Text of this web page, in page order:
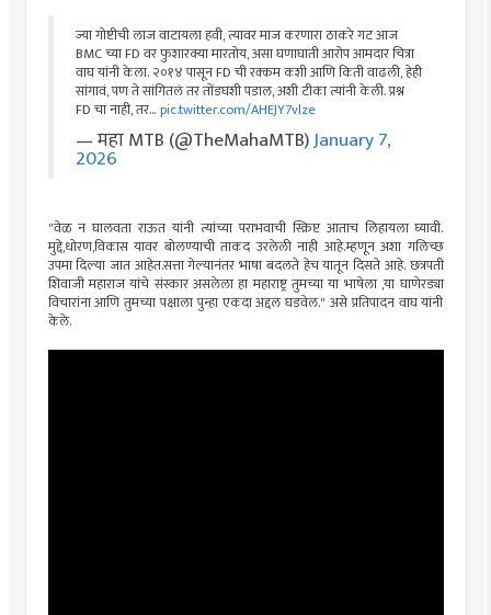
ज्या गोष्टीची लाज वाटायला हवी, त्यावर माज करणारा ठाकरे गट आज
BMC च्या FD वर फुशारक्या मारतोय, असा घणाघाती आरोप आमदार चित्रा
वाघ यांनी केला. २०१४ पासून FD ची रक्कम कशी आणि किती वाढली, हेही
सांगावं, पण ते सांगितलं तर तोंडघशी पडाल, अशी टीका त्यांनी केली. प्रश्न
FD चा नाही, तर…pic.twitter.com/AHEJY7vlze
— महा MTB (@TheMahaMTB)January 7,
2026
"वेळ न घालवता राऊत यांनी त्यांच्या पराभवाची स्क्रिप्ट आताच लिहायला घ्यावी.
मुद्दे,धोरण,विकास यावर बोलण्याची ताकद उरलेली नाही आहे.म्हणून अशा गलिच्छ
उपमा दिल्या जात आहेत.सत्ता गेल्यानंतर भाषा बदलते हेच यातून दिसते आहे. छत्रपती
शिवाजी महाराज यांचे संस्कार असलेला हा महाराष्ट्र तुमच्या या भाषेला ,या घाणेरड्या
विचारांना आणि तुमच्या पक्षाला पुन्हा एकदा अद्दल घडवेल." असे प्रतिपादन वाघ यांनी
केले.